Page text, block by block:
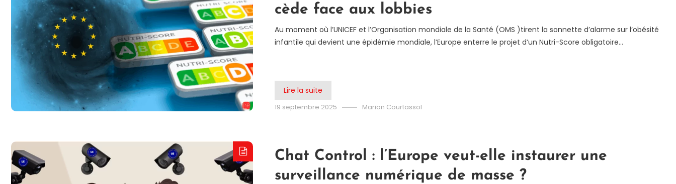
cède face aux lobbies
Au moment où l’UNICEF et l’Organisation mondiale de la Santé (OMS )tirent la sonnette d’alarme sur l’obésité
infantile qui devient une épidémie mondiale, l’Europe enterre le projet d’un Nutri-Score obligatoire…
Lire la suite
19 septembre 2025 Marion Courtassol
Chat Control : l’Europe veut-elle instaurer une
surveillance numérique de masse ?